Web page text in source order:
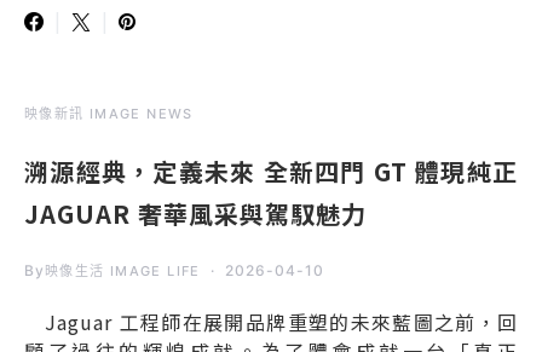
映像新訊 IMAGE NEWS
溯源經典，定義未來 全新四門 GT 體現純正
JAGUAR 奢華風采與駕馭魅力
By 映像生活 IMAGE LIFE 2026-04-10
Jaguar 工程師在展開品牌重塑的未來藍圖之前，回